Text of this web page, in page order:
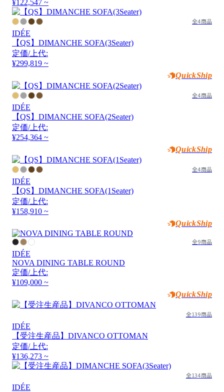
¥122,547 ~
全4商品
IDÉE
【QS】DIMANCHE SOFA(3Seater)
定価/上代:
¥299,819 ~
QuickShip
全4商品
IDÉE
【QS】DIMANCHE SOFA(2Seater)
定価/上代:
¥254,364 ~
QuickShip
全4商品
IDÉE
【QS】DIMANCHE SOFA(1Seater)
定価/上代:
¥158,910 ~
QuickShip
全9商品
IDÉE
NOVA DINING TABLE ROUND
定価/上代:
¥109,000 ~
QuickShip
全139商品
IDÉE
【受注生産品】DIVANCO OTTOMAN
定価/上代:
¥136,273 ~
全134商品
IDÉE